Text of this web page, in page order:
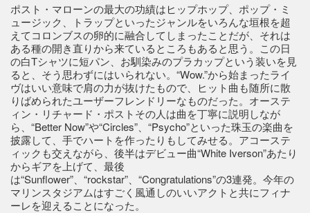
ポスト・マローンの最大の功績はヒップホップ、ポップ・ミ
ュージック、トラップといったジャンルをいろんな垣根を超
えてコロンブスの卵的に融合してしまったことだが、それは
ある種の開き直りから来ているところもあると思う。この日
の白Tシャツに短パン、お馴染みのプラカップという装いを見
ると、そう思わずにはいられない。“Wow.”から始まったライ
ヴはいい意味で肩の力が抜けたもので、ヒット曲も随所に散
りばめられたユーザーフレンドリーなものだった。オーステ
ィン・リチャード・ポストその人は曲を丁寧に説明しなが
ら、“Better Now”や“Circles”、“Psycho”といった珠玉の楽曲を
披露して、手でハートを作ったりもしてみせる。アコーステ
ィックも交えながら、後半はデビュー曲“White Iverson”あたり
からギアを上げて、最後
は“Sunflower”、“rockstar”、“Congratulations”の3連発。今年の
マリンスタジアムはすごく風通しのいいアクトと共にフィナ
ーレを迎えることになった。